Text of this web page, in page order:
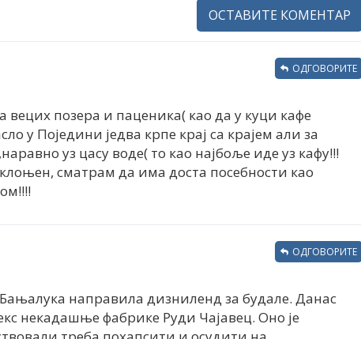
ОСТАВИТЕ КОМЕНТАР
позера и паценика( као да у куци кафе
у Поједини једва крпе крај са крајем али за
уз цасу воде( то као најбоље иде уз кафу!!!
сматрам да има доста посебности као
ОДГОВОРИТЕ
направила дизниленд за будале. Данас
некадашње фабрике Руди Чајавец. Оно је
ОДГОВОРИТЕ